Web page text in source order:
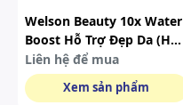
Welson Beauty 10x Water
Boost Hỗ Trợ Đẹp Da (hộp
6 Chai )
Liên hệ để mua
Xem sản phẩm